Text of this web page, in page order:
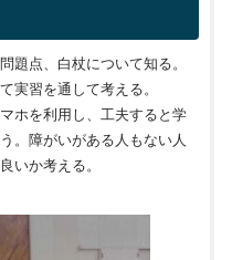
題点、白杖について知る。
実習を通して考える。
ホを利用し、工夫すると学
。障がいがある人もない人
いか考える。